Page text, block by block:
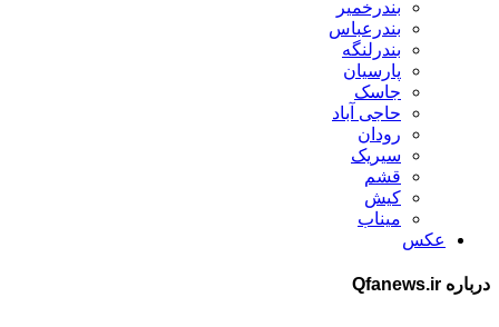
بندرخمیر
بندرعباس
بندرلنگه
پارسیان
جاسک
حاجی آباد
رودان
سیریک
قشم
کیش
میناب
عکس
درباره Qfanews.ir